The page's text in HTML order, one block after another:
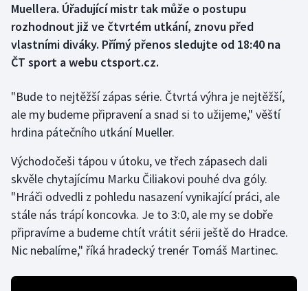
Dostihy
Florbal
Golf
Gymnastika
Házená
Jezdectví
Judo
Muellera. Úřadující mistr tak může o postupu
rozhodnout již ve čtvrtém utkání, znovu před
vlastními diváky. Přímý přenos sledujte od 18:40 na
ČT sport a webu ctsport.cz.
"Bude to nejtěžší zápas série. Čtvrtá výhra je nejtěžší,
ale my budeme připravení a snad si to užijeme," věští
hrdina pátečního utkání Mueller.
Východočeši tápou v útoku, ve třech zápasech dali
skvěle chytajícímu Marku Čiliakovi pouhé dva góly.
"Hráči odvedli z pohledu nasazení vynikající práci, ale
stále nás trápí koncovka. Je to 3:0, ale my se dobře
připravíme a budeme chtít vrátit sérii ještě do Hradce.
Nic nebalíme," říká hradecký trenér Tomáš Martinec.